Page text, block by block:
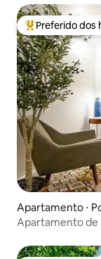
Entre os
Preferido dos
Apartamento ⋅
Apartamento de